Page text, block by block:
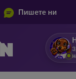
Пишете ни